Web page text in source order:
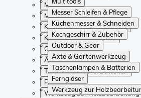
Messer Schleifen & Pflege
Küchenmesser & Schneiden
Kochgeschirr & Zubehör
Outdoor & Gear
Äxte & Gartenwerkzeug
Taschenlampen & Batterien
Ferngläser
Werkzeug zur
Multitools
Messer Schleifen & Pflege
Küchenmesser & Schneiden
Kochgeschirr & Zubehör
Outdoor & Gear
Äxte & Gartenwerkzeug
Taschenlampen & Batterien
Ferngläser
Werkzeug zur Holzbearbeitung